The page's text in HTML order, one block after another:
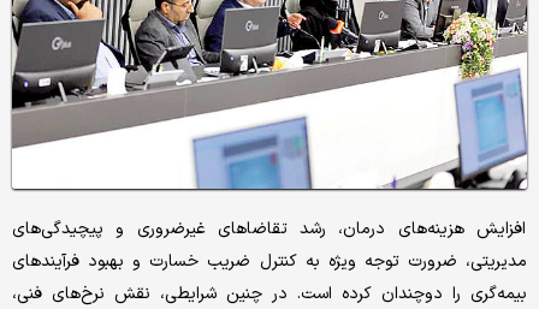
افزایش هزینه‌های درمان، رشد تقاضاهای غیرضروری و پیچیدگی‌های
مدیریتی، ضرورت توجه ویژه به کنترل ضریب خسارت و بهبود فرآیندهای
بیمه‌گری را دوچندان کرده است. در چنین شرایطی، نقش نرخ‌های فنی،